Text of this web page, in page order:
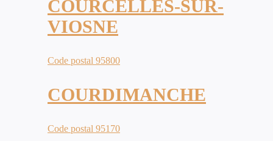
COURCELLES-SUR-
VIOSNE
Code postal 95800
COURDIMANCHE
Code postal 95170